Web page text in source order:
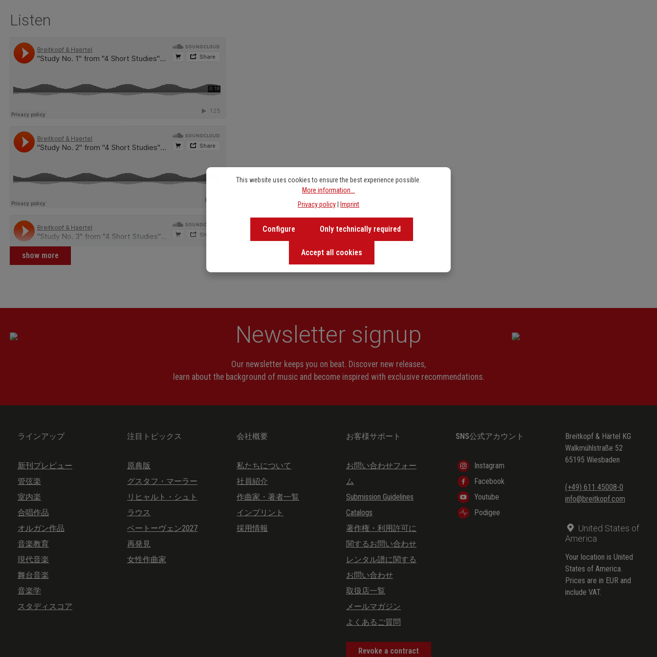
Listen
show more
Newsletter signup
Our newsletter keeps you on beat. Discover new releases,
learn about the background of music and become inspired with exclusive recommendations.
ラインアップ
新刊プレビュー
管弦楽
室内楽
合唱作品
オルガン作品
音楽教育
現代音楽
舞台音楽
音楽学
スタディスコア
注目トピックス
原典版
グスタフ・マーラー
リヒャルト・シュト
ラウス
ベートーヴェン2027
再発見
女性作曲家
会社概要
私たちについて
社員紹介
作曲家・著者一覧
インプリント
採用情報
お客様サポート
お問い合わせフォー
ム
Submission Guidelines
Catalogs
著作権・利用許可に
関するお問い合わせ
レンタル譜に関する
お問い合わせ
取扱店一覧
メールマガジン
よくあるご質問
Revoke a contract
SNS公式アカウント
Instagram
Facebook
Youtube
Podigee
Breitkopf & Härtel KG
Walkmühlstraße 52
65195 Wiesbaden
(+49) 611 45008-0
info@breitkopf.com
United States of
America
Your location is United
States of America.
Prices are in EUR and
include VAT.
This website uses cookies to ensure the best experience possible.
More information...
Privacy policy
Imprint
Only technically required
Configure
Accept all cookies